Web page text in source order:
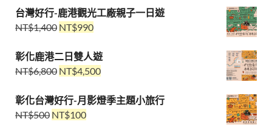
台灣好行-鹿港觀光工廠親子一日遊
NT$1,400 NT$990
彰化鹿港二日雙人遊
NT$6,800 NT$4,500
彰化台灣好行-月影燈季主題小旅行
NT$500 NT$100